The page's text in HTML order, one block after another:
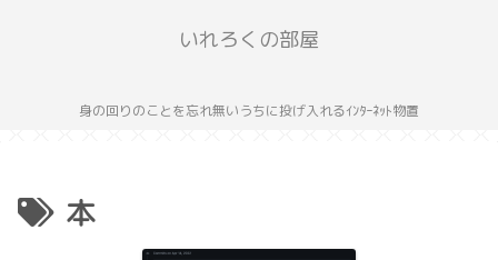
いれろくの部屋
身の回りのことを忘れ無いうちに投げ入れるｲﾝﾀｰﾈｯﾄ物置
本